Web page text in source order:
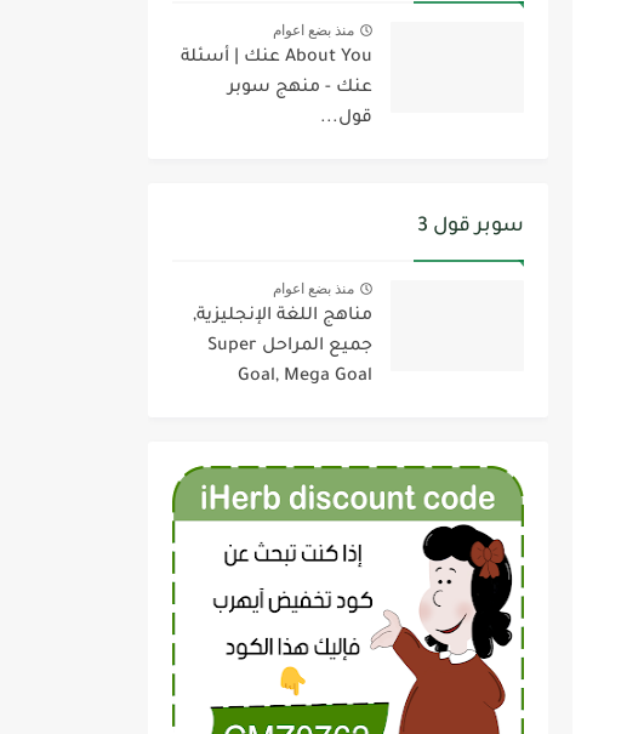
منذ بضع اعوام
About You عنك | أسئلة
عنك - منهج سوبر
قول...
سوبر قول 3
منذ بضع اعوام
مناهج اللغة الإنجليزية,
جميع المراحل Super
Goal, Mega Goal